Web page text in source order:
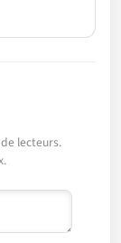
lecteurs.